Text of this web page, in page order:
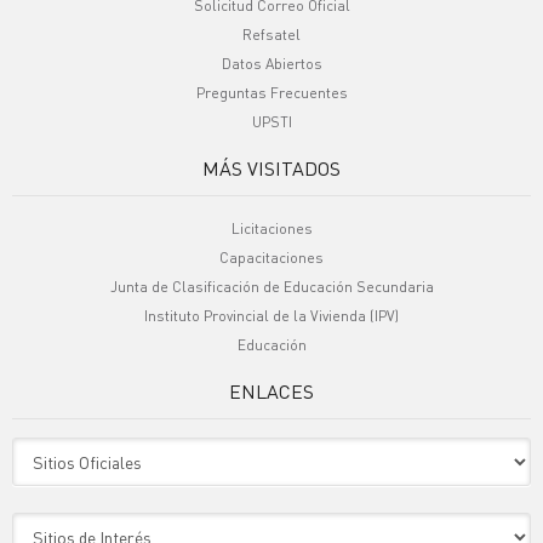
Solicitud Correo Oficial
Refsatel
Datos Abiertos
Preguntas Frecuentes
UPSTI
MÁS VISITADOS
Licitaciones
Capacitaciones
Junta de Clasificación de Educación Secundaria
Instituto Provincial de la Vivienda (IPV)
Educación
ENLACES